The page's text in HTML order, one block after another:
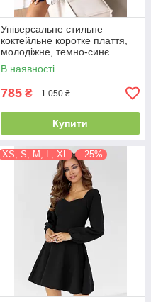
Універсальне стильне
коктейльне коротке плаття,
молодіжне, темно-синє
В наявності
785 ₴ 1 050 ₴
Купити
XS, S, M, L, XL –25%